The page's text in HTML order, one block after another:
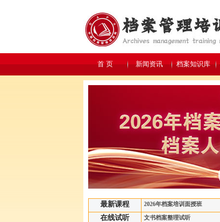
首 页 新闻资讯 档案知识库
最新课程 2026年档案培训面授班
在线试听 文书档案整理试听